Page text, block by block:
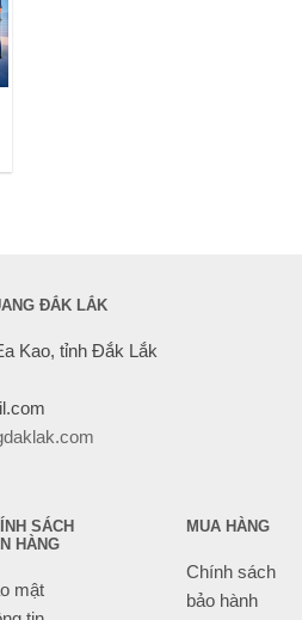
ĐẮK LẮK
Kao, tỉnh Đắk Lắk
SÁCH
HÀNG
mật
MUA HÀNG
Chính sách
bảo hành